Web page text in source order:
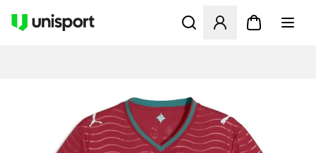
Åbner en Modal til at